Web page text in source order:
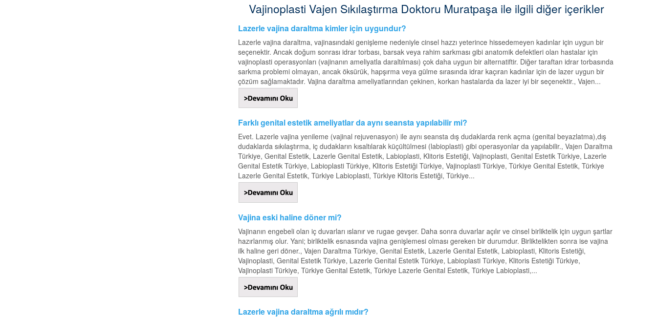
Vajinoplasti Vajen Sıkılaştırma Doktoru Muratpaşa ile ilgili diğer içerikler
Lazerle vajina daraltma kimler için uygundur?
Lazerle vajina daraltma, vajinasındaki genişleme nedeniyle cinsel hazzı yeterince hissedemeyen kadınlar için uygun bir
seçenektir. Ancak doğum sonrası idrar torbası, barsak veya rahim sarkması gibi anatomik defektleri olan hastalar için
vajinoplasti operasyonları (vajinanın ameliyatla daraltılması) çok daha uygun bir alternatiftir. Diğer taraftan idrar torbasında
sarkma problemi olmayan, ancak öksürük, hapşırma veya gülme sırasında idrar kaçıran kadınlar için de lazer uygun bir
çözüm sağlamaktadır. Vajina daraltma ameliyatlarından çekinen, korkan hastalarda da lazer iyi bir seçenektir., Vajen...
Farklı genital estetik ameliyatlar da aynı seansta yapılabilir mi?
Evet. Lazerle vajina yenileme (vajinal rejuvenasyon) ile aynı seansta dış dudaklarda renk açma (genital beyazlatma),dış
dudaklarda sıkılaştırma, iç dudakların kısaltılarak küçültülmesi (labioplasti) gibi operasyonlar da yapılabilir., Vajen Daraltma
Türkiye, Genital Estetik, Lazerle Genital Estetik, Labioplasti, Klitoris Estetiği, Vajinoplasti, Genital Estetik Türkiye, Lazerle
Genital Estetik Türkiye, Labioplasti Türkiye, Klitoris Estetiği Türkiye, Vajinoplasti Türkiye, Türkiye Genital Estetik, Türkiye
Lazerle Genital Estetik, Türkiye Labioplasti, Türkiye Klitoris Estetiği, Türkiye...
Vajina eski haline döner mi?
Vajinanın engebeli olan iç duvarları ıslanır ve rugae gevşer. Daha sonra duvarlar açılır ve cinsel birliktelik için uygun şartlar
hazırlanmış olur. Yani; birliktelik esnasında vajina genişlemesi olması gereken bir durumdur. Birliktelikten sonra ise vajina
ilk haline geri döner., Vajen Daraltma Türkiye, Genital Estetik, Lazerle Genital Estetik, Labioplasti, Klitoris Estetiği,
Vajinoplasti, Genital Estetik Türkiye, Lazerle Genital Estetik Türkiye, Labioplasti Türkiye, Klitoris Estetiği Türkiye,
Vajinoplasti Türkiye, Türkiye Genital Estetik, Türkiye Lazerle Genital Estetik, Türkiye Labioplasti,...
Lazerle vajina daraltma ağrılı mıdır?